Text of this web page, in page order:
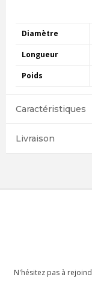
Diamètre
Longueur
Poids
Caractéristiques
Livraison
N'hésitez pas à